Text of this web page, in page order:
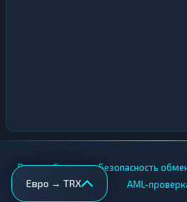
Евро → TRX
Вики • Города • Безопасность
AML-